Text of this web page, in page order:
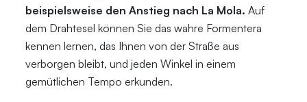
beispielsweise den Anstieg nach La Mola. Auf
dem Drahtesel können Sie das wahre Formentera
kennen lernen, das Ihnen von der Straße aus
verborgen bleibt, und jeden Winkel in einem
gemütlichen Tempo erkunden.